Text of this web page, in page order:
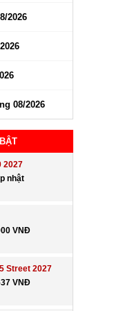
2026
08/2026
2027
nhật
VNĐ
Street 2027
VNĐ